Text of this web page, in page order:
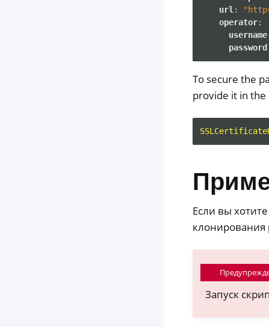
url:
operator:
username
password
To secure the
provide it in
Если вы
клонирования
Запуск